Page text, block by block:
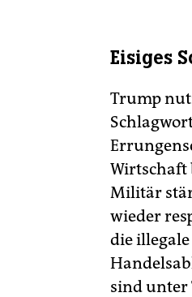
Eisiges
Trump
Wirtschaft
Militär
wieder
die
sind unter